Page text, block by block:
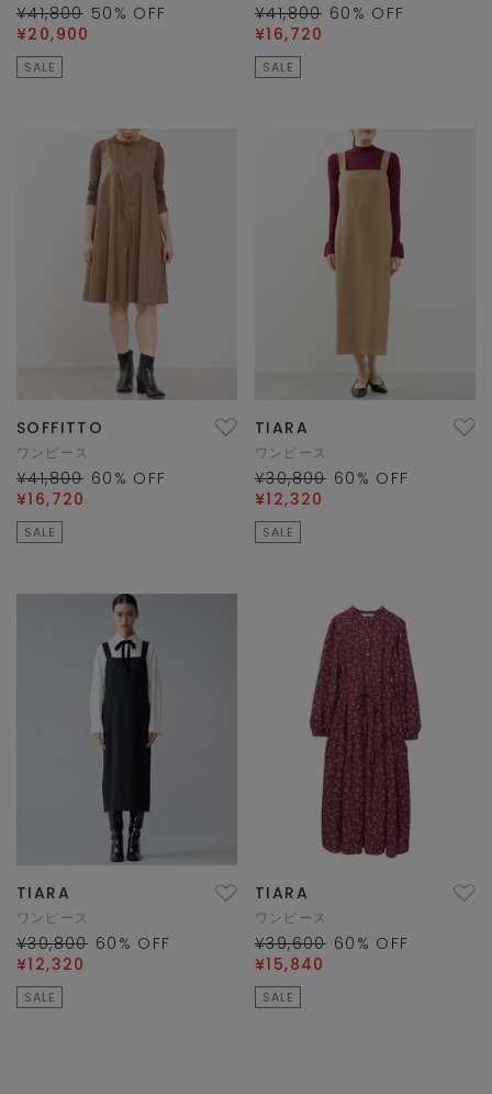
¥41,800 50 % OFF
¥20,900
SALE
¥41,800 60 % OFF
¥16,720
SALE
SOFFITTO
ワンピース
¥41,800 60 % OFF
¥16,720
SALE
TIARA
ワンピース
¥30,800 60 % OFF
¥12,320
SALE
TIARA
ワンピース
¥30,800 60 % OFF
¥12,320
SALE
TIARA
ワンピース
¥39,600 60 % OFF
¥15,840
SALE